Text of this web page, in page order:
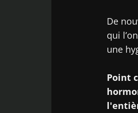
De
qui
une
Point